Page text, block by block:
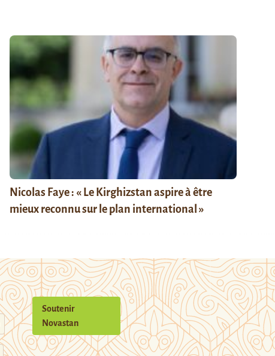
Nicolas Faye : « Le Kirghizstan aspire à être
mieux reconnu sur le plan international »
Soutenir
Novastan